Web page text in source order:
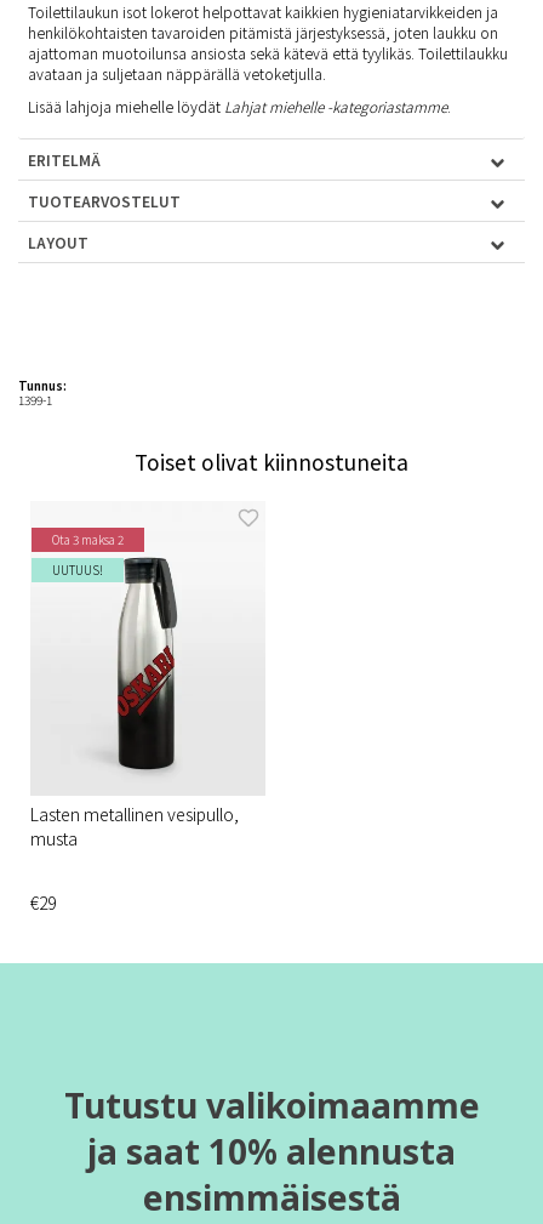
Toilettilaukun isot lokerot helpottavat kaikkien hygieniatarvikkeiden ja
henkilökohtaisten tavaroiden pitämistä järjestyksessä, joten laukku on
ajattoman muotoilunsa ansiosta sekä kätevä että tyylikäs. Toilettilaukku
avataan ja suljetaan näppärällä vetoketjulla.
Lisää lahjoja miehelle löydät Lahjat miehelle -kategoriastamme.
ERITELMÄ
TUOTEARVOSTELUT
LAYOUT
Tunnus:
1399-1
Toiset olivat kiinnostuneita
Ota 3 maksa 2
UUTUUS!
Lasten metallinen vesipullo,
musta
€29
Tutustu valikoimaamme
ja saat 10% alennusta
ensimmäisestä